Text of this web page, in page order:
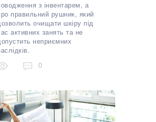
з інвентарем, а
правильний рушник, який
очищати шкіру під
активних занять та не
неприємних
0